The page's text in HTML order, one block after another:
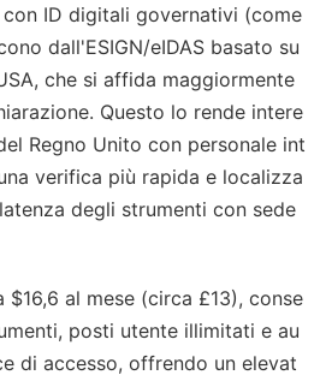
ID digitali governativi (come
dall'ESIGN/eIDAS basato su
che si affida maggiormente
Questo lo rende intere
Regno Unito con personale int
verifica più rapida e localizza
degli strumenti con sede
$16,6 al mese (circa £13), conse
posti utente illimitati e au
di accesso, offrendo un elevat